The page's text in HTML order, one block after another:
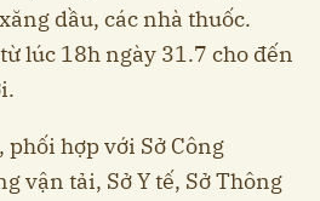
dầu, các nhà thuốc.
lúc 18h ngày 31.7 cho đến
hợp với Sở Công
vận tải, Sở Y tế, Sở Thông